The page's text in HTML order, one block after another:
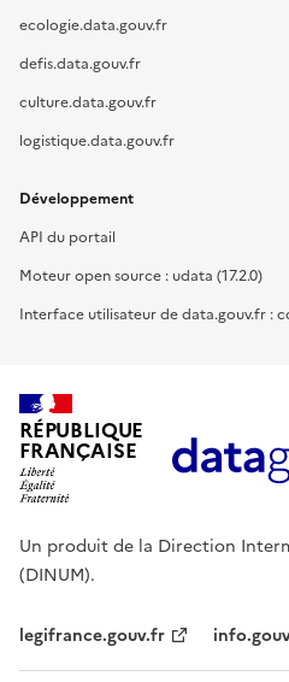
ecologie.data.gouv.fr
defis.data.gouv.fr
culture.data.gouv.fr
logistique.data.gouv.fr
Développement
API du portail
Moteur open source : udata (17.2.0)
Interface utilisateur de data.gouv.fr :
RÉPUBLIQUE
FRANÇAISE
Un produit de la Direction
(DINUM).
legifrance.gouv.fr